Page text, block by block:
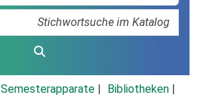
Semesterapparate
Bibliotheken